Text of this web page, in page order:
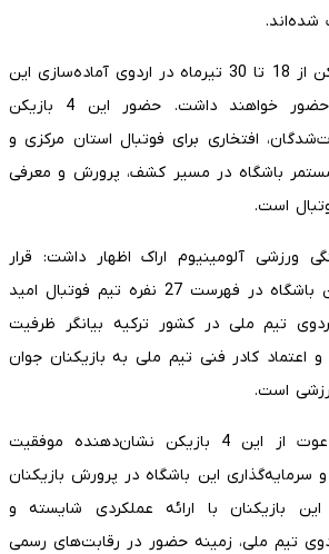
شده‌اند.
وی ادامه داد: این 4 بازکن از 18 تا 30 تیرماه در اردوی آماده‌سازی این
تیم در کشور ترکیه حضور خواهند داشت. حضور این 4 بازیکن
افتخاری برای فوتبال استان مرکزی و
باشگاه در مسیر کشف، پرورش و معرفی
است.
ورزشی آلومینیوم اراک اظهار داشت: قرار
گرفتن نام 4 بازیکن این باشگاه در فهرست 27 نفره تیم فوتبال امید
تیم ملی در کشور ترکیه بیانگر ظرفیت
و اعتماد کادر فنی تیم ملی به بازیکنان جوان
است.
رجائیان تصریح کرد: دعوت از این 4 بازیکن نشان‌دهنده موفقیت
و سرمایه‌گذاری این باشگاه در پرورش بازیکنان
بازیکنان با ارائه عملکردی شایسته و
تیم ملی، زمینه حضور در رقابت‌های رسمی